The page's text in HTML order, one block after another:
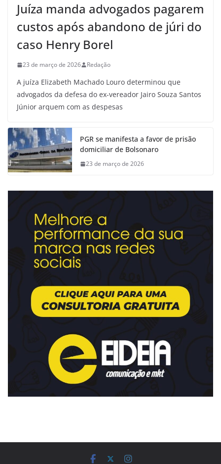
Juíza manda advogados pagarem
custos após abandono de júri do
caso Henry Borel
23 de março de 2026 Redação
A juíza Elizabeth Machado Louro determinou que
advogados da defesa do ex-vereador Jairo Souza Santos
Júnior arquem com as despesas
PGR se manifesta a favor de prisão
domiciliar de Bolsonaro
23 de março de 2026